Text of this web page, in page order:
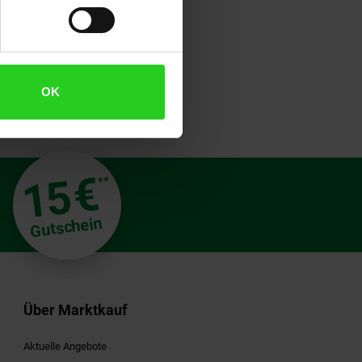
OK
15€**
Gutschein
Über Marktkauf
Aktuelle Angebote